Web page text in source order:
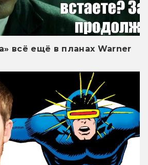
всё ещё в планах Warner